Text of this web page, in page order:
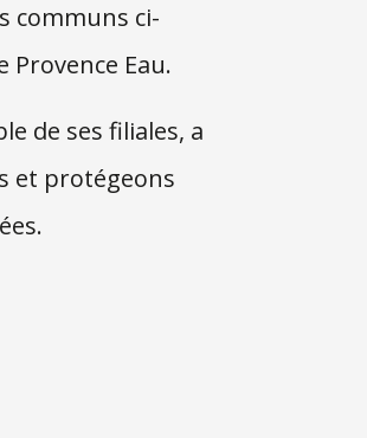
communs ci-
Eau.
de ses filiales, a
et protégeons